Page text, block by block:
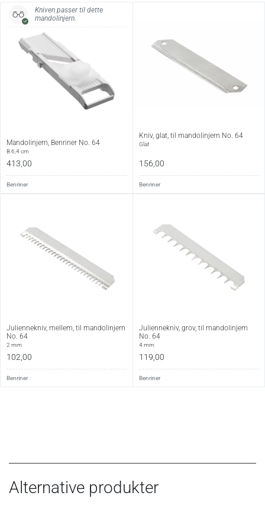
Kniven passer til dette
mandolinjern.
Mandolinjern, Benriner No. 64
B 6,4 cm
413,00
Benriner
Kniv, glat, til mandolinjern No. 64
Glat
156,00
Benriner
Juliennekniv, mellem, til mandolinjern
No. 64
2 mm
102,00
Benriner
Juliennekniv, grov, til mandolinjern
No. 64
4 mm
119,00
Benriner
Alternative produkter